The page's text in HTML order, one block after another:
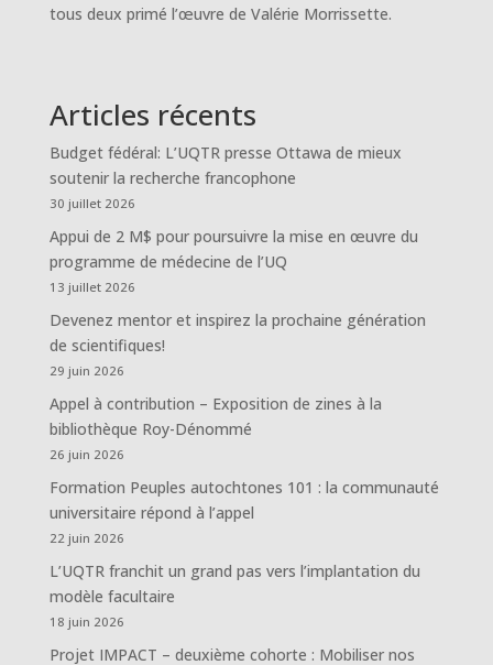
tous deux primé l’œuvre de Valérie Morrissette.
Articles récents
Budget fédéral: L’UQTR presse Ottawa de mieux
soutenir la recherche francophone
30 juillet 2026
Appui de 2 M$ pour poursuivre la mise en œuvre du
programme de médecine de l’UQ
13 juillet 2026
Devenez mentor et inspirez la prochaine génération
de scientifiques!
29 juin 2026
Appel à contribution – Exposition de zines à la
bibliothèque Roy-Dénommé
26 juin 2026
Formation Peuples autochtones 101 : la communauté
universitaire répond à l’appel
22 juin 2026
L’UQTR franchit un grand pas vers l’implantation du
modèle facultaire
18 juin 2026
Projet IMPACT – deuxième cohorte : Mobiliser nos